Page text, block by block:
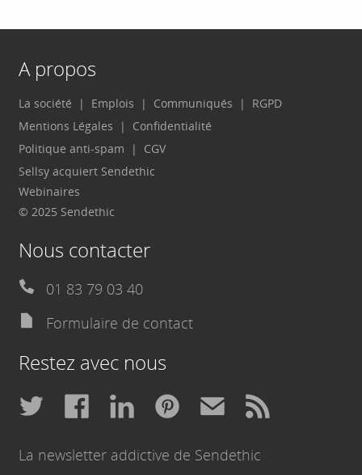
A propos
La société Emplois Communiqués
RGPD
Mentions Légales
Confidentialité
Politique anti-spam
CGV
Sellsy acquiert Sendethic
Webinaires
© 2025 Sendethic
Nous contacter
01 83 79 03 40
Formulaire de contact
Restez avec nous
La newsletter addictive de Sendethic